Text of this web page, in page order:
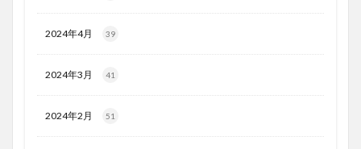
2024年4月 39
2024年3月 41
2024年2月 51